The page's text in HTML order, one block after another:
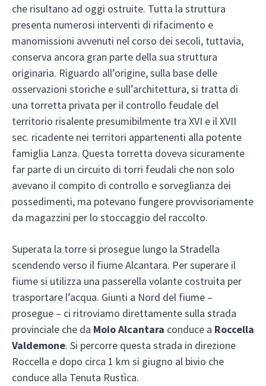
che risultano ad oggi ostruite. Tutta la struttura
presenta numerosi interventi di rifacimento e
manomissioni avvenuti nel corso dei secoli, tuttavia,
conserva ancora gran parte della sua struttura
originaria. Riguardo all’origine, sulla base delle
osservazioni storiche e sull’architettura, si tratta di
una torretta privata per il controllo feudale del
territorio risalente presumibilmente tra XVI e il XVII
sec. ricadente nei territori appartenenti alla potente
famiglia Lanza. Questa torretta doveva sicuramente
far parte di un circuito di torri feudali che non solo
avevano il compito di controllo e sorveglianza dei
possedimenti, ma potevano fungere provvisoriamente
da magazzini per lo stoccaggio del raccolto.
Superata la torre si prosegue lungo la Stradella
scendendo verso il fiume Alcantara. Per superare il
fiume si utilizza una passerella volante costruita per
trasportare l’acqua. Giunti a Nord del fiume –
prosegue – ci ritroviamo direttamente sulla strada
provinciale che da Moio Alcantara conduce a Roccella
Valdemone. Si percorre questa strada in direzione
Roccella e dopo circa 1 km si giugno al bivio che
conduce alla Tenuta Rustìca.